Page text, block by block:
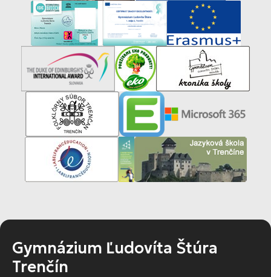
Gymnázium Ľudovíta Štúra
Trenčín